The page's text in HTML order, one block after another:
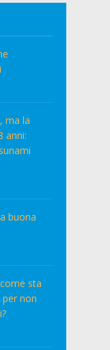
ma la
anni:
buona
sta
non